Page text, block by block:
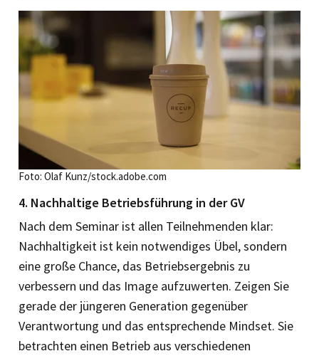
Foto: Olaf Kunz/stock.adobe.com
4. Nachhaltige Betriebsführung in der GV
Nach dem Seminar ist allen Teilnehmenden klar:
Nachhaltigkeit ist kein notwendiges Übel, sondern
eine große Chance, das Betriebsergebnis zu
verbessern und das Image aufzuwerten. Zeigen Sie
gerade der jüngeren Generation gegenüber
Verantwortung und das entsprechende Mindset. Sie
betrachten ­einen Betrieb aus verschie­denen